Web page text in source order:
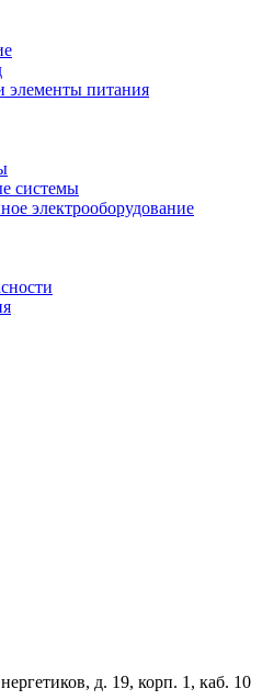
элементы питания
системы
электрооборудование
д. 19, корп. 1, каб. 10